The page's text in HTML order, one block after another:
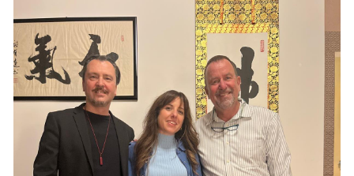
Eventi
Contatti
Video Didattici
Galleria